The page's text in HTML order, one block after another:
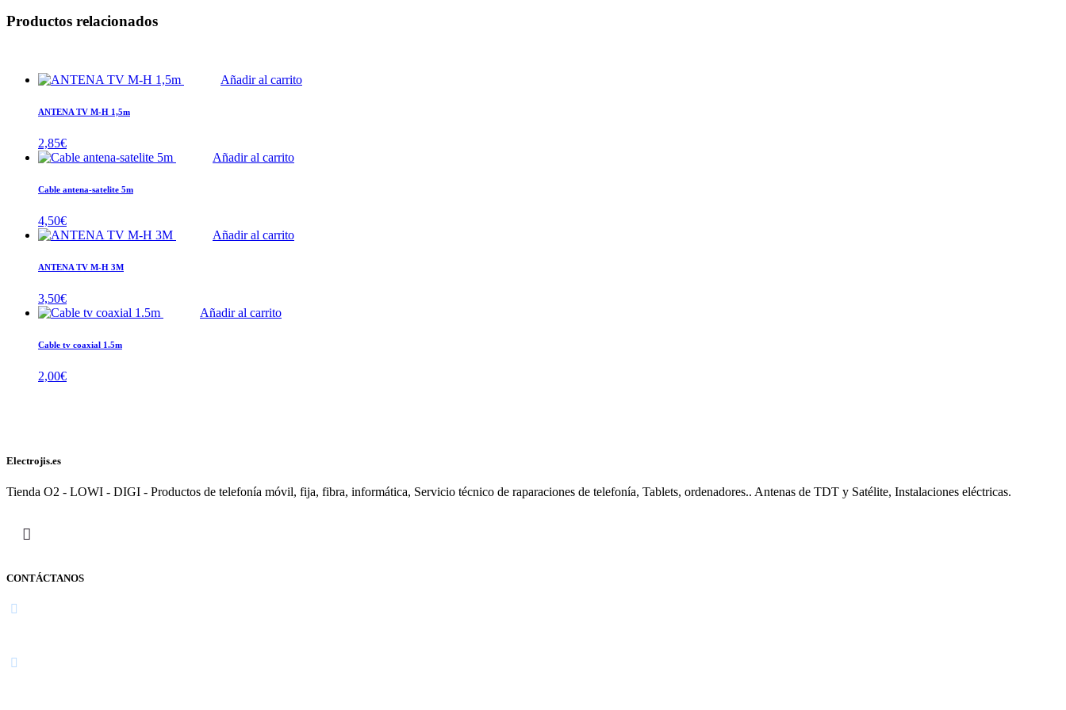
Productos relacionados
Añadir al carrito
ANTENA TV M-H 1,5m
2,85€
Añadir al carrito
Cable antena-satelite 5m
4,50€
Añadir al carrito
ANTENA TV M-H 3M
3,50€
Añadir al carrito
Cable tv coaxial 1.5m
2,00€
Electrojis.es
Tienda O2 - LOWI - DIGI - Productos de telefonía móvil, fija, fibra, informática, Servicio técnico de raparaciones de telefonía, Tablets, ordenadores.. Antenas de TDT y Satélite, Instalaciones eléctricas.
CONTÁCTANOS